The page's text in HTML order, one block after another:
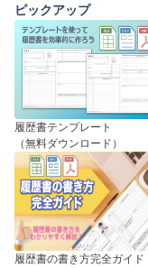
ピックアップ
履歴書テンプレート
（無料ダウンロード）
履歴書の書き方完全ガイド